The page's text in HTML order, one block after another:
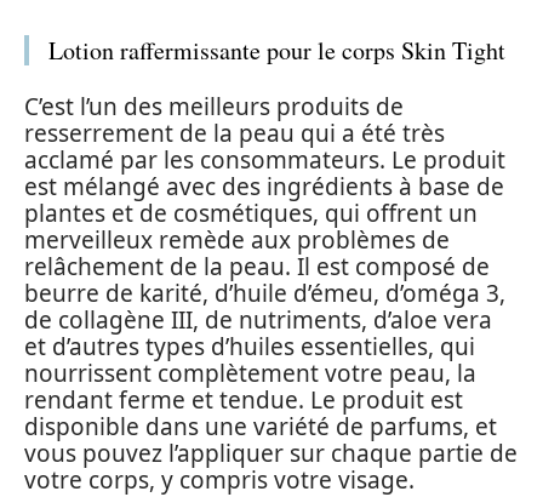
Lotion raffermissante pour le corps Skin Tight
C’est l’un des meilleurs produits de
resserrement de la peau qui a été très
acclamé par les consommateurs. Le produit
est mélangé avec des ingrédients à base de
plantes et de cosmétiques, qui offrent un
merveilleux remède aux problèmes de
relâchement de la peau. Il est composé de
beurre de karité, d’huile d’émeu, d’oméga 3,
de collagène III, de nutriments, d’aloe vera
et d’autres types d’huiles essentielles, qui
nourrissent complètement votre peau, la
rendant ferme et tendue. Le produit est
disponible dans une variété de parfums, et
vous pouvez l’appliquer sur chaque partie de
votre corps, y compris votre visage.